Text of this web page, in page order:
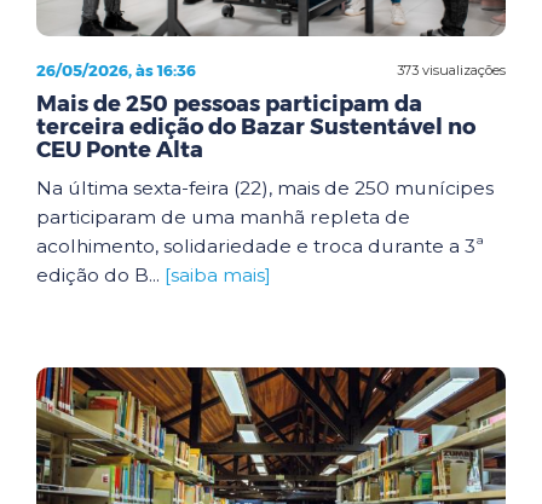
373 visualizações
26/05/2026, às 16:36
Mais de 250 pessoas participam da
terceira edição do Bazar Sustentável no
CEU Ponte Alta
Na última sexta-feira (22), mais de 250 munícipes
participaram de uma manhã repleta de
acolhimento, solidariedade e troca durante a 3ª
edição do B... [saiba mais]